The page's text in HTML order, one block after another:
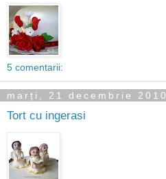
5 comentarii:
marți, 21 decembrie 2010
Tort cu ingerasi